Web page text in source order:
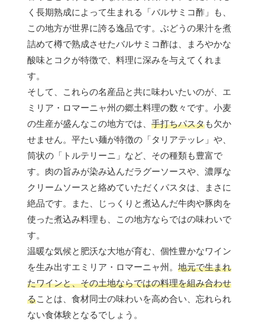
く長期熟成によって生まれる「バルサミコ酢」も、
この地方が世界に誇る逸品です。ぶどうの果汁を煮
詰めて樽で熟成させたバルサミコ酢は、まろやかな
酸味とコクが特徴で、料理に深みを与えてくれま
す。
そして、これらの名産品と共に味わいたいのが、エ
ミリア・ロマーニャ州の郷土料理の数々です。小麦
の生産が盛んなこの地方では、 手打ちパスタも欠か
せません。平たい麺が特徴の「タリアテッレ」や、
筒状の「トルテリーニ」など、その種類も豊富で
す。肉の旨みが染み込んだラグーソースや、濃厚な
クリームソースと絡めていただくパスタは、まさに
絶品です。また、じっくりと煮込んだ牛肉や豚肉を
使った煮込み料理も、この地方ならではの味わいで
す。
温暖な気候と肥沃な大地が育む、個性豊かなワイン
を生み出すエミリア・ロマーニャ州。 地元で生まれ
たワインと、その土地ならではの料理を組み合わせ
ることは、食材同士の味わいを高め合い、忘れられ
ない食体験となるでしょう。